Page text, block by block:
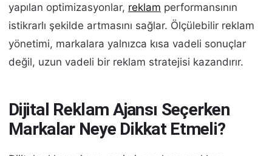
yapılan optimizasyonlar, reklam performansının
istikrarlı şekilde artmasını sağlar. Ölçülebilir reklam
yönetimi, markalara yalnızca kısa vadeli sonuçlar
değil, uzun vadeli bir reklam stratejisi kazandırır.
Dijital Reklam Ajansı Seçerken
Markalar Neye Dikkat Etmeli?